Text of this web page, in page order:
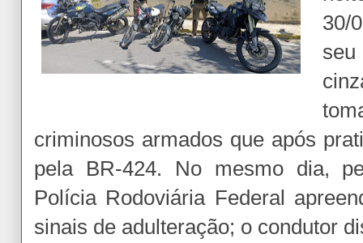
30/
criminosos armados que após
pela BR-424. No mesmo dia,
Polícia Rodoviária Federal
sinais de adulteração; o condutor